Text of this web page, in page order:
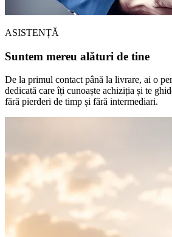
ASISTENȚĂ
Suntem mereu alături de tine
De la primul contact până la livrare, ai o
dedicată care îți cunoaște achiziția și te
fără pierderi de timp și fără intermediari.